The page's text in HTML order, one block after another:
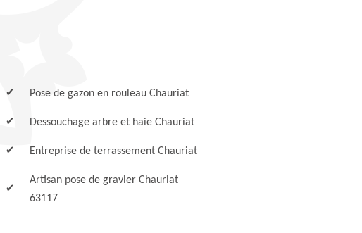
Pose de gazon en rouleau Chauriat
Dessouchage arbre et haie Chauriat
Entreprise de terrassement Chauriat
Artisan pose de gravier Chauriat
63117